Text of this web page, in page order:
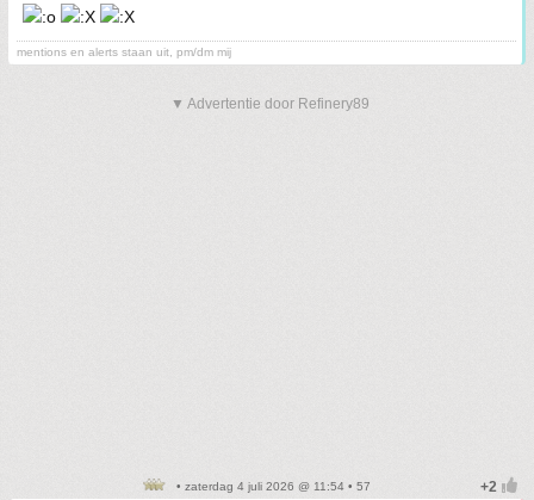
mentions en alerts staan uit, pm/dm mij
▼ Advertentie door Refinery89
• zaterdag 4 juli 2026 @ 11:54 • 57